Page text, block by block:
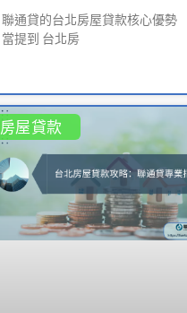
聯通貸的台北房屋貸款核心優勢
當提到 台北房
房屋貸款